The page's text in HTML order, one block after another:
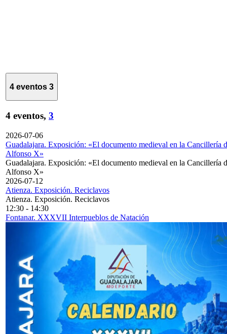
4 eventos 3
4 eventos, 3
2026-07-06
Guadalajara. Exposición: «El documento medieval en la Cancillería
Alfonso X»
Guadalajara. Exposición: «El documento medieval en la Cancillería
Alfonso X»
2026-07-12
Atienza. Exposición. Reciclavos
Atienza. Exposición. Reciclavos
12:30 - 14:30
Fontanar. XXXVII Interpueblos de Natación